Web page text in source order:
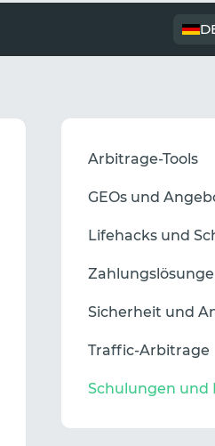
Arbitrage-Tools
GEOs und
Lifehacks und
Sicherheit und
Traffic-Arbitrage
Schulungen und